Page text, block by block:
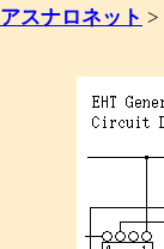
アスナロネット >